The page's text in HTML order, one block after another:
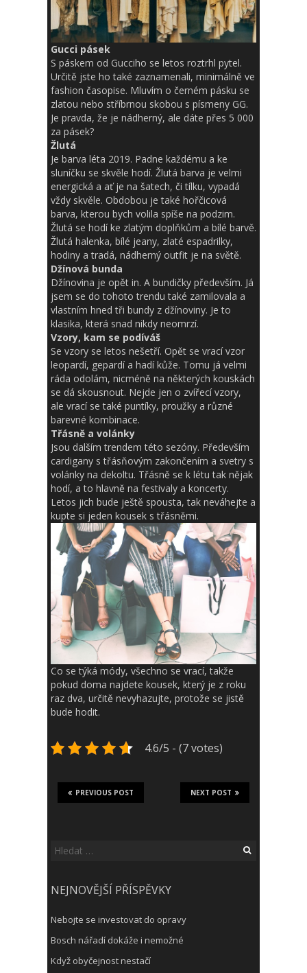
Gucci pásek
S páskem od Gucciho se letos roztrhl pytel.
Určitě jste ho také zaznamenali, minimálně ve
fashion časopise. Mluvím o černém pásku se
zlatou nebo stříbrnou skobou s písmeny GG.
Je pravda, že je nádherný, ale dáte přes 5 000
za pásek?
Žlutá
Je barva léta 2019. Padne každému a ke
sluníčku se skvěle hodí. Žlutá barva je velmi
energická a ať je na šatech, či tílku, vypadá
vždy skvěle. Obdobou je také hořčicová
barva, kterou bych volila spíše na podzim.
Žlutá se hodí ke zlatým doplňkům a bílé barvě.
Žlutá halenka, bílé jeany, zlaté espadrilky,
hodiny a tradá, nádherný outfit je na světě.
Džínová bunda
Džínovina je opět in. A bundičky především. Já
jsem se do tohoto trendu také zamilovala a
vlastním hned tři bundy z džínoviny. Je to
klasika, která snad nikdy neomrzí.
Vzory, kam se podíváš
Se vzory se letos nešetří. Opět se vrací vzor
leopardí, gepardí a hadí kůže. Tomu já velmi
ráda odolám, nicméně na některých kouskách
se dá skousnout. Nejde jen o zvířecí vzory,
ale vrací se také puntíky, proužky a různé
barevné kombinace.
Třásně a volánky
Jsou dalším trendem této sezóny. Především
cardigany s třásňovým zakončením a svetry s
volánky na dekoltu. Třásně se k létu tak nějak
hodí, a to hlavně na festivaly a koncerty.
Letos jich bude ještě spousta, tak neváhejte a
kupte si jeden kousek s třásněmi.
Co se týká módy, všechno se vrací, takže
pokud doma najdete kousek, který je z roku
raz dva, určitě nevyhazujte, protože se jistě
bude hodit.
4.6/5 - (7 votes)
NEXT POST
PREVIOUS POST
Vyhledávání
NEJNOVĚJŠÍ PŘÍSPĚVKY
Nebojte se investovat do opravy
Bosch nářadí dokáže i nemožné
Když obyčejnost nestačí